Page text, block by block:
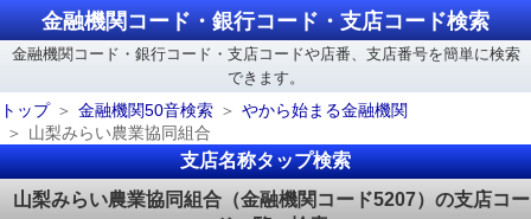
金融機関コード・銀行コード・支店コード検索
金融機関コード・銀行コード・支店コードや店番、支店番号を簡単に検索
できます。
トップ
金融機関50音検索
やから始まる金融機関
山梨みらい農業協同組合
支店名称タップ検索
山梨みらい農業協同組合（金融機関コード5207）の支店コー